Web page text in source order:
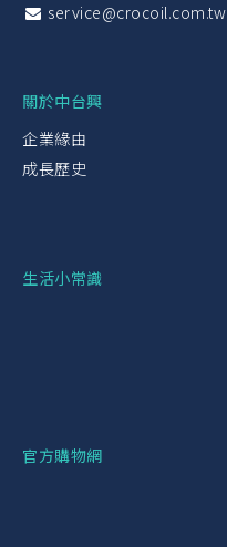
service@crocoil.com.tw
關於中台興
企業緣由
成長歷史
生活小常識
官方購物網